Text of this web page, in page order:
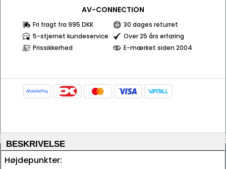
AV-CONNECTION
Fri fragt fra 995 DKK
30 dages returret
5-stjernet kundeservice
Over 25 års erfaring
Prissikkerhed
E-mærket siden 2004
BESKRIVELSE
Højdepunkter: